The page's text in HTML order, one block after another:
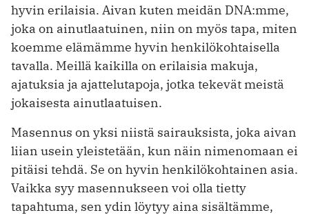
hyvin erilaisia. Aivan kuten meidän DNA:mme,
joka on ainutlaatuinen, niin on myös tapa, miten
koemme elämämme hyvin henkilökohtaisella
tavalla. Meillä kaikilla on erilaisia ​​makuja,
ajatuksia ja ajattelutapoja, jotka tekevät meistä
jokaisesta ainutlaatuisen.
Masennus on yksi niistä sairauksista, joka aivan
liian usein yleistetään, kun näin nimenomaan ei
pitäisi tehdä. Se on hyvin henkilökohtainen asia.
Vaikka syy masennukseen voi olla tietty
tapahtuma, sen ydin löytyy aina sisältämme,